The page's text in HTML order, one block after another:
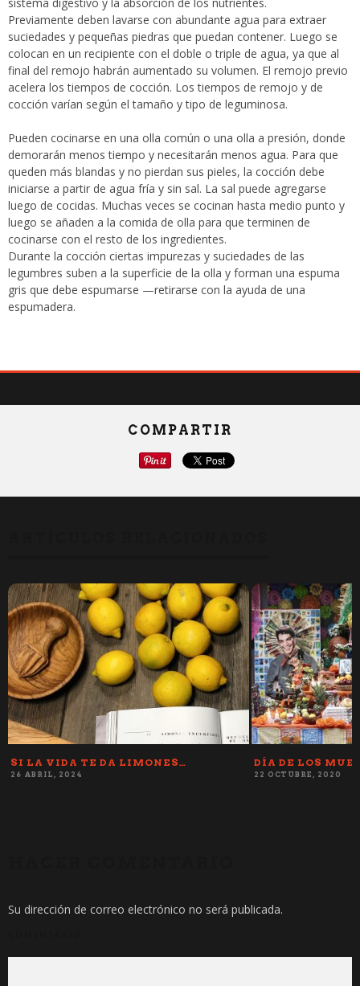
Previamente deben lavarse con abundante agua para extraer
suciedades y pequeñas piedras que puedan contener. Luego se
colocan en un recipiente con el doble o triple de agua, ya que al
final del remojo habrán aumentado su volumen. El remojo previo
acelera los tiempos de cocción. Los tiempos de remojo y de
cocción varían según el tamaño y tipo de leguminosa.
Pueden cocinarse en una olla común o una olla a presión, donde
demorarán menos tiempo y necesitarán menos agua. Para que
queden más blandas y no pierdan sus pieles, la cocción debe
iniciarse a partir de agua fría y sin sal. La sal puede agregarse
luego de cocidas. Muchas veces se cocinan hasta medio punto y
luego se añaden a la comida de olla para que terminen de
cocinarse con el resto de los ingredientes.
Durante la cocción ciertas impurezas y suciedades de las
legumbres suben a la superficie de la olla y forman una espuma
gris que debe espumarse —retirarse con la ayuda de una
espumadera.
COMPARTIR
SI LA VIDA TE DA LIMONES…
26 ABRIL, 2024
DÍA DE LOS
22 OCTUBRE, 2020
Su dirección de correo electrónico no será publicada.